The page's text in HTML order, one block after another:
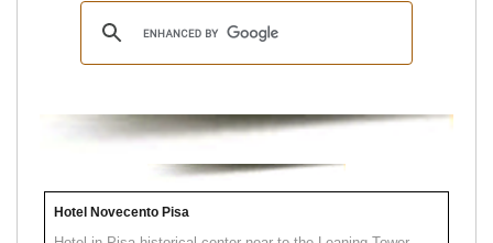
Hotel Novecento Pisa